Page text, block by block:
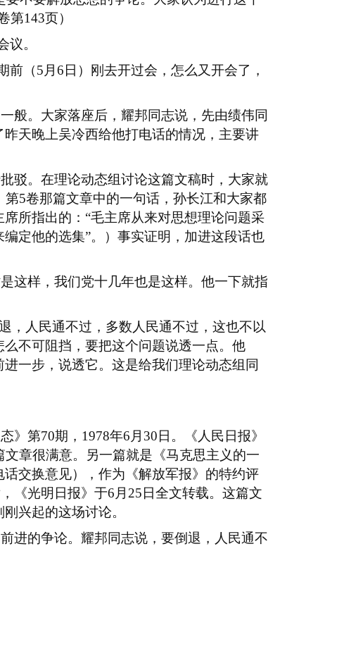
第143页）
议。
前（5 月 6 日）刚去开过会，怎么又开会了，
般。大家落座后，耀邦同志说，先由绩伟同
天晚上吴冷西给他打电话的情况，主要讲
驳。在理论动态组讨论这篇文稿时，大家就
第5卷那篇文章中的一句话，孙长江和大家都
所指出的：“毛主席从来对思想理论问题采
定他的选集”。）事实证明，加进这段话也
这样，我们党十几年也是这样。他一下就指
，人民通不过，多数人民通不过，这也不以
不可阻挡，要把这个问题说透一点。他
一步，说透它。这是给我们理论动态组同
》第70期， 1978年6 月 30 日。《人民日报》
文章很满意。另一篇就是《马克思主义的一
交换意见），作为《解放军报》的特约评
《光明日报》于6 月 25 日全文转载。这篇文
兴起的这场讨论。
进的争论。耀邦同志说，要倒退，人民通不